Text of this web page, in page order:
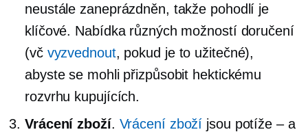
neustále zaneprázdněn, takže pohodlí je
klíčové. Nabídka různých možností doručení
(vč vyzvednout, pokud je to užitečné),
abyste se mohli přizpůsobit hektickému
rozvrhu kupujících.
Vrácení zboží. Vrácení zboží jsou potíže – a